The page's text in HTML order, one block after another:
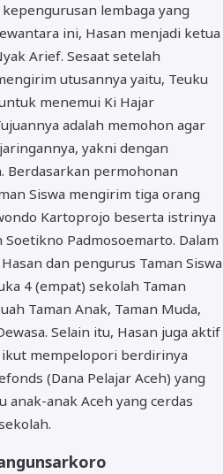
lembaga yang
ini, Hasan menjadi ketua
Arief. Sesaat setelah
utusannya yaitu, Teuku
menemui Ki Hajar
adalah memohon agar
yakni dengan
Berdasarkan permohonan
Siswa mengirim tiga orang
Kartoprojo beserta istrinya
Padmosoemarto. Dalam
dan pengurus Taman Siswa
4 (empat) sekolah Taman
Taman Anak, Taman Muda,
Selain itu, Hasan juga aktif
mempelopori berdirinya
(Dana Pelajar Aceh) yang
anak Aceh yang cerdas